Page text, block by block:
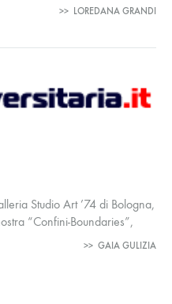
of Fine Arts di Boston, quelli
>> LOREDANA GRANDI
Studio Art ’74 di Bologna,
“Confini-Boundaries”,
(Ludovica Delpiano,
>> GAIA GULIZIA